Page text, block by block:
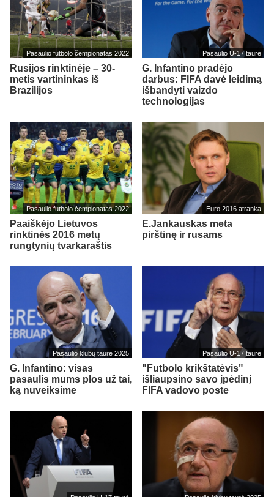
Pasaulio futbolo čempionatas 2022
Rusijos rinktinėje – 30-
metis vartininkas iš
Brazilijos
Pasaulio U-17 taurė
G. Infantino pradėjo
darbus: FIFA davė leidimą
išbandyti vaizdo
technologijas
Pasaulio futbolo čempionatas 2022
Paaiškėjo Lietuvos
rinktinės 2016 metų
rungtynių tvarkaraštis
Euro 2016 atranka
E.Jankauskas meta
pirštinę ir rusams
Pasaulio klubų taurė 2025
G. Infantino: visas
pasaulis mums plos už tai,
ką nuveiksime
Pasaulio U-17 taurė
"Futbolo krikštatėvis"
išliaupsino savo įpėdinį
FIFA vadovo poste